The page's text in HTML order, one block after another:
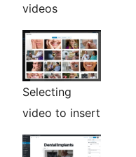
videos
Selecting
video to insert